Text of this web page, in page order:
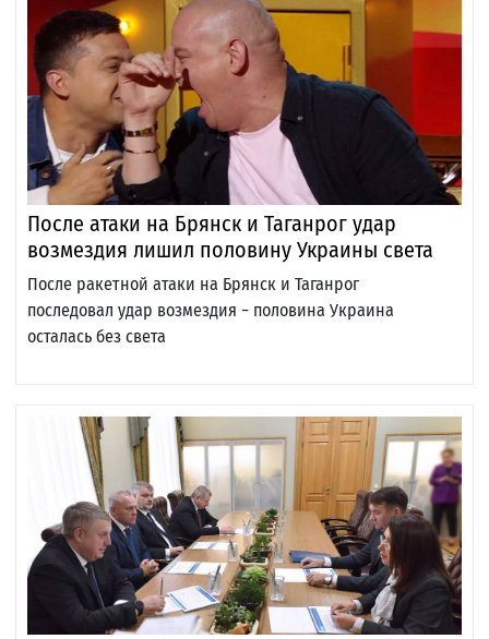
После атаки на Брянск и Таганрог удар
возмездия лишил половину Украины света
После ракетной атаки на Брянск и Таганрог
последовал удар возмездия − половина Украина
осталась без света